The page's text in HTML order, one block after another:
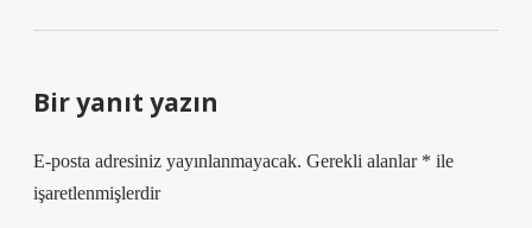
Bir yanıt yazın
E-posta adresiniz yayınlanmayacak. Gerekli alanlar * ile
işaretlenmişlerdir